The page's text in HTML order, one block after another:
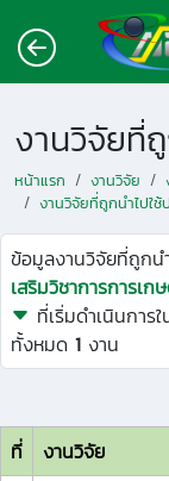
หน้าแรก งานวิจัย
งานวิจัยที่ถูกนำไปใช้
ข้อมูลงานวิจัยที่ถูกน
เสริมวิชาการการเก
ที่เริ่มดำเนินการ
ทั้งหมด 1 งาน
ที่
งานวิจัย